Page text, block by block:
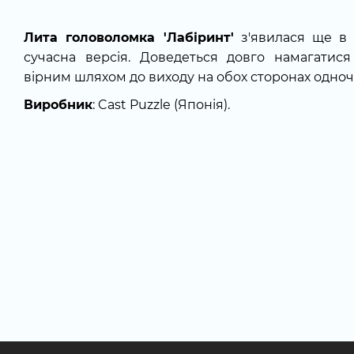
Лита головоломка 'Лабіринт' з'явилася ще в
сучасна версія. Доведеться довго
вірним шляхом до виходу на обох сторонах
Виробник: Cast Puzzle (Японія).